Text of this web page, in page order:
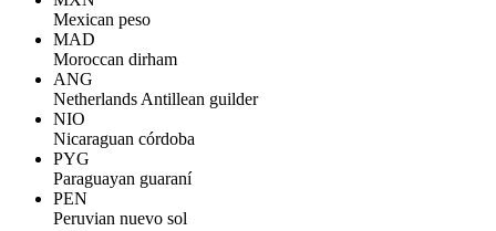
Mexican peso
MAD
Moroccan dirham
ANG
Netherlands Antillean guilder
NIO
Nicaraguan córdoba
PYG
Paraguayan guaraní
PEN
Peruvian nuevo sol